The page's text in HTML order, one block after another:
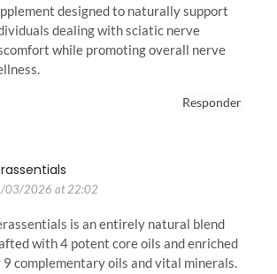
designed to naturally support
dealing with sciatic nerve
while promoting overall nerve
Responder
03/2026 at 22:02
is an entirely natural blend
with 4 potent core oils and enriched
9 complementary oils and vital minerals.